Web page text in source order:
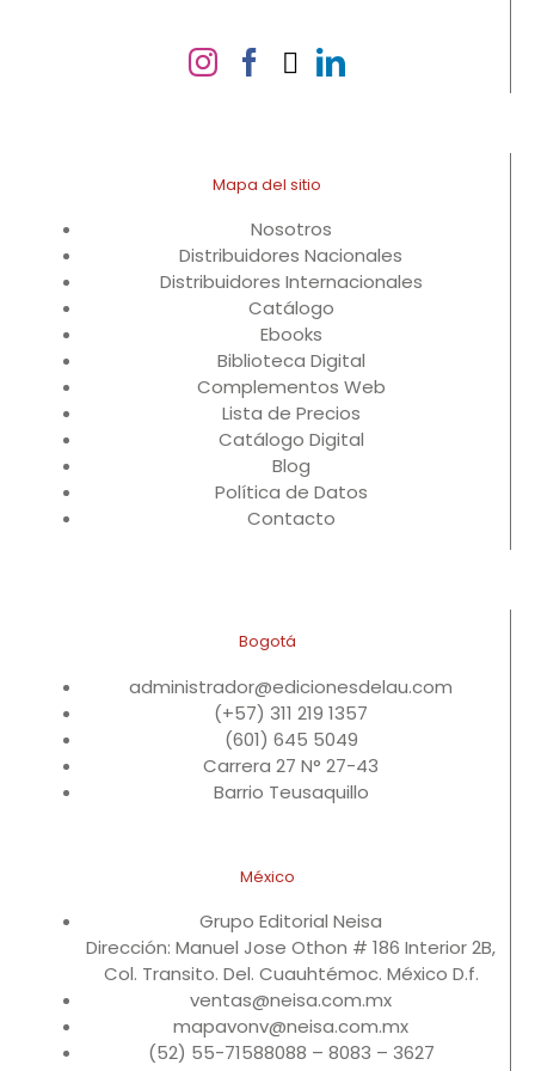
Mapa del sitio
Nosotros
Distribuidores Nacionales
Distribuidores Internacionales
Catálogo
Ebooks
Biblioteca Digital
Complementos Web
Lista de Precios
Catálogo Digital
Blog
Política de Datos
Contacto
Bogotá
administrador@edicionesdelau.com
(+57) 311 219 1357
(601) 645 5049
Carrera 27 N° 27-43
Barrio Teusaquillo
México
Grupo Editorial Neisa
Dirección: Manuel Jose Othon # 186 Interior 2B,
Col. Transito. Del. Cuauhtémoc. México D.f.
ventas@neisa.com.mx
mapavonv@neisa.com.mx
(52) 55-71588088 – 8083 – 3627